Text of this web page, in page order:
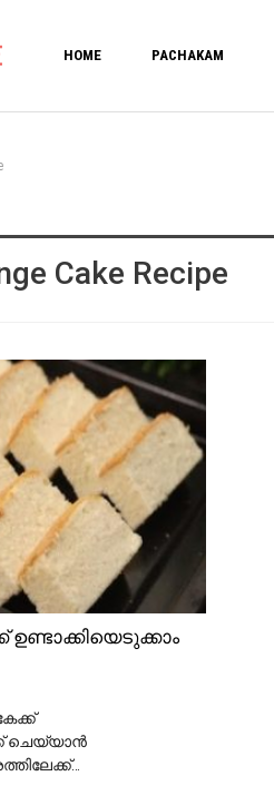
HOME PACHAKAM
Cake Recipe
ചെയ്യാൻ
…